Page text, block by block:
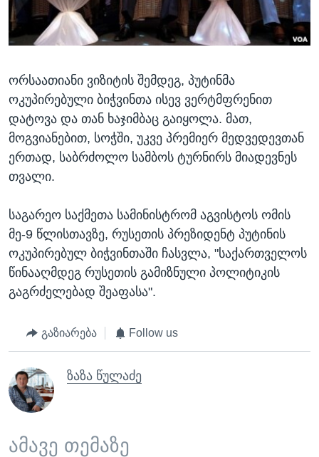
ორსაათიანი ვიზიტის შემდეგ, პუტინმა
ოკუპირებული ბიჭვინთა ისევ ვერტმფრენით
დატოვა და თან ხაჯიმბაც გაიყოლა. მათ,
მოგვიანებით, სოჭში, უკვე პრემიერ მედვედევთან
ერთად, საბრძოლო სამბოს ტურნირს მიადევნეს
თვალი.
საგარეო საქმეთა სამინისტრომ აგვისტოს ომის
მე-9 წლისთავზე, რუსეთის პრეზიდენტ პუტინის
ოკუპირებულ ბიჭვინთაში ჩასვლა, "საქართველოს
წინააღმდეგ რუსეთის გამიზნული პოლიტიკის
გაგრძელებად შეაფასა".
გაზიარება Follow us
ზაზა წულაძე
ამავე თემაზე